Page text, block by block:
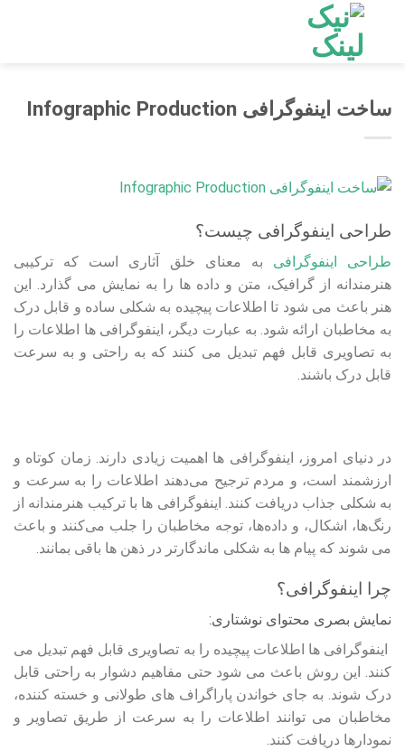
content
ساخت اینفوگرافی Infographic Production
طراحی اینفوگرافی چیست؟
طراحی اینفوگرافی به معنای خلق آثاری است که ترکیبی
هنرمندانه از گرافیک، متن و داده‌ ها را به نمایش می‌ گذارد. این
هنر باعث می‌ شود تا اطلاعات پیچیده به شکلی ساده و قابل درک
به مخاطبان ارائه شود. به عبارت دیگر، اینفوگرافی ها اطلاعات را
به تصاویری قابل فهم تبدیل می‌ کنند که به راحتی و به سرعت
قابل درک باشند.
در دنیای امروز، اینفوگرافی ها اهمیت زیادی دارند. زمان کوتاه و
ارزشمند است، و مردم ترجیح می‌دهند اطلاعات را به سرعت و
به شکلی جذاب دریافت کنند. اینفوگرافی ها با ترکیب هنرمندانه از
رنگ‌ها، اشکال، و داده‌ها، توجه مخاطبان را جلب می‌کنند و باعث
می‌ شوند که پیام‌ ها به شکلی ماندگارتر در ذهن‌ ها باقی بمانند.
چرا اینفوگرافی؟
نمایش بصری محتوای نوشتاری:
اینفوگرافی ها اطلاعات پیچیده را به تصاویری قابل فهم تبدیل می‌
کنند. این روش باعث می‌ شود حتی مفاهیم دشوار به راحتی قابل
درک شوند. به جای خواندن پاراگراف‌ های طولانی و خسته‌ کننده،
مخاطبان می‌ توانند اطلاعات را به سرعت از طریق تصاویر و
نمودارها دریافت کنند.